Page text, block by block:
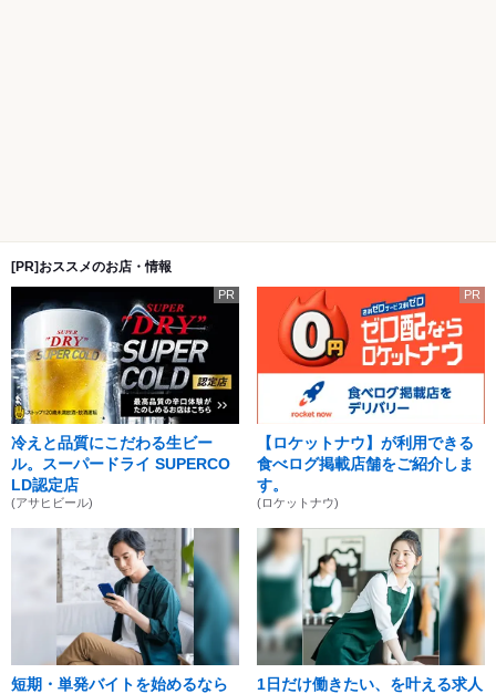
[PR]おススメのお店・情報
PR
冷えと品質にこだわる生ビー
ル。スーパードライ SUPERCO
LD認定店
(アサヒビール)
PR
【ロケットナウ】が利用できる
食べログ掲載店舗をご紹介しま
す。
(ロケットナウ)
短期・単発バイトを始めるなら
1日だけ働きたい、を叶える求人